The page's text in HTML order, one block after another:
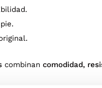
combinan comodidad,